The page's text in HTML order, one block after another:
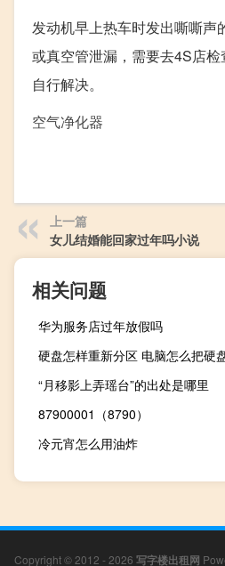
发动机早上热车时发出嘶嘶声
或真空管泄漏，需要去4S店
自行解决。
空气净化器
上一篇
女儿结婚能回家过年吗小说
相关问题
华为服务店过年放假吗
硬盘怎样重新分区 电脑怎么把硬
“月移影上弄瑶台”的出处是哪里
87900001（8790）
冷元宵怎么用油炸
Copyright © 2012 - 2026 写字楼出租网